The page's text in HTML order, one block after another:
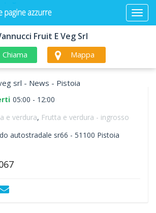
Fruit E Veg Srl
Chiama Mappa
srl - News - Pistoia
05:00 - 12:00
e verdura, Frutta e verdura - ingrosso
autostradale sr66 - 51100 Pistoia